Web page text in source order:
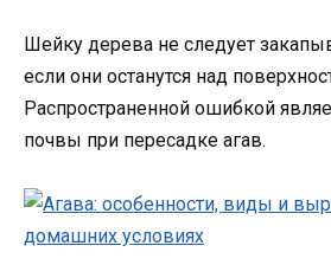
Шейку дерева не следует
если они останутся над
Распространенной ошибкой
почвы при пересадке агав.